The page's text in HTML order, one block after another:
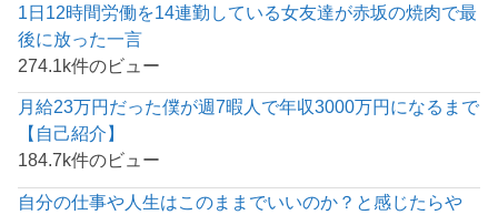
1日12時間労働を14連勤している女友達が赤坂の焼肉で最
後に放った一言
274.1k件のビュー
月給23万円だった僕が週7暇人で年収3000万円になるまで
【自己紹介】
184.7k件のビュー
自分の仕事や人生はこのままでいいのか？と感じたらや